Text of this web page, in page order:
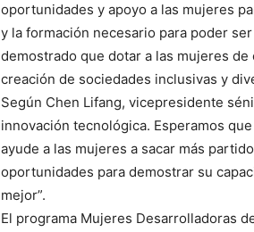
oportunidades y apoyo a las mujeres
y la formación necesario para poder
demostrado que dotar a las mujeres
creación de sociedades inclusivas y
Según Chen Lifang, vicepresidente
innovación tecnológica. Esperamos
ayude a las mujeres a sacar más
oportunidades para demostrar su
mejor”.
El programa Mujeres Desarrolladoras